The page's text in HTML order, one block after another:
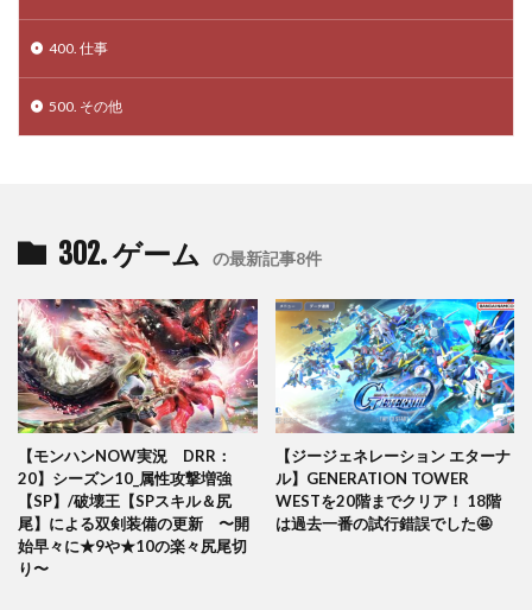
400. 仕事
500. その他
302. ゲーム の最新記事8件
【モンハンNOW実況 DRR：
20】シーズン10_属性攻撃増強
【SP】/破壊王【SPスキル＆尻
尾】による双剣装備の更新 〜開
始早々に★9や★10の楽々尻尾切
り〜
【ジージェネレーション エターナ
ル】GENERATION TOWER
WESTを20階までクリア！ 18階
は過去一番の試行錯誤でした🤩